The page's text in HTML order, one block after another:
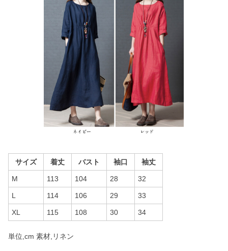
サイズ 着丈 バスト 袖口 袖丈
M 113 104 28 32
L 114 106 29 33
XL 115 108 30 34
単位,cm 素材,リネン